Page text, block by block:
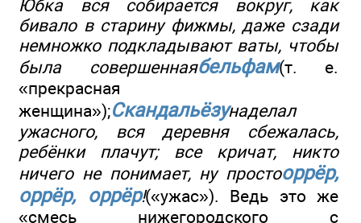
Юбка вся собирается вокруг, как
бивало в старину фижмы, даже сзади
немножко подкладывают ваты, чтобы
была совершеннаябельфам(т. е.
«прекрасная
женщина»);Скандальёзунаделал
ужасного, вся деревня сбежалась,
ребёнки плачут; все кричат, никто
ничего не понимает, ну простооррёр,
оррёр, оррёр!(«ужас»). Ведь это же
«смесь нижегородского с